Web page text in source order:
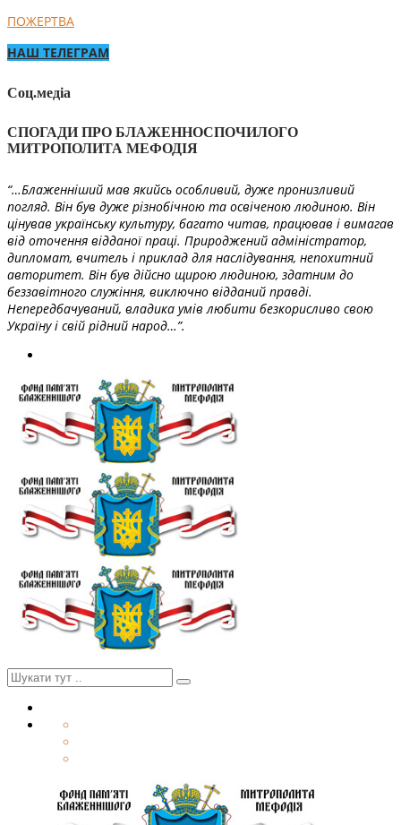
ПОЖЕРТВА
НАШ ТЕЛЕГРАМ
Соц.медіа
СПОГАДИ ПРО БЛАЖЕННОСПОЧИЛОГО
МИТРОПОЛИТА МЕФОДІЯ
“…Блаженніший мав якийсь особливий, дуже пронизливий
погляд. Він був дуже різнобічною та освіченою людиною. Він
цінував українську культуру, багато читав, працював і вимагав
від оточення відданої праці. Природжений адміністратор,
дипломат, вчитель і приклад для наслідування, непохитний
авторитет. Він був дійсно щирою людиною, здатним до
беззавітного служіння, виключно відданий правді.
Непередбачуваний, владика умів любити безкорисливо свою
Україну і свій рідний народ…”.